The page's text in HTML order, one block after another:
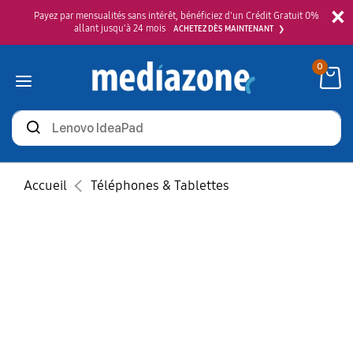
×
Payez par mensualités sans intérêt, bénéficiez d'un Crédit Gratuit 0%
allant jusqu'à 24 mois
ACHETEZ DÈS MAINTENANT
Rechercher
des
produits
0
Accueil Téléphones & Tablettes